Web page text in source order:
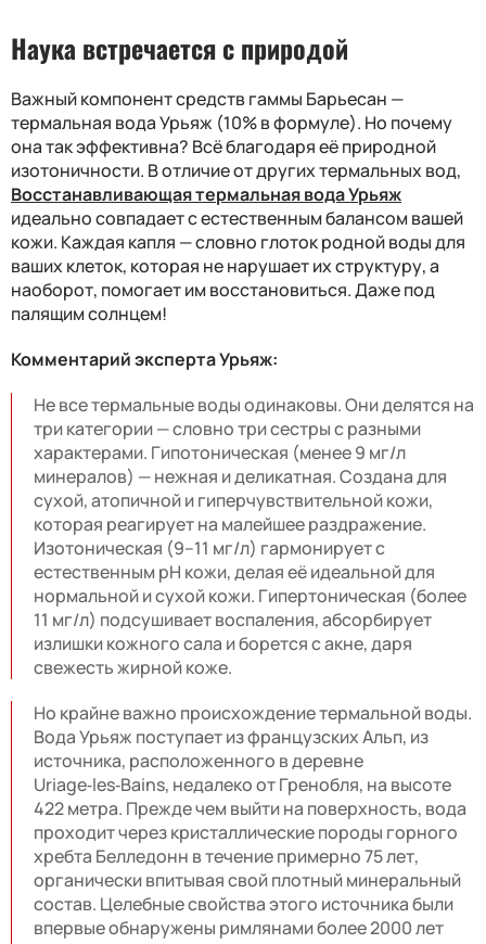
Наука встречается с природой
Важный компонент средств гаммы Барьесан —
термальная вода Урьяж (10% в формуле). Но почему
она так эффективна? Всё благодаря её природной
изотоничности. В отличие от других термальных вод,
Восстанавливающая термальная вода Урьяж
идеально совпадает с естественным балансом вашей
кожи. Каждая капля — словно глоток родной воды для
ваших клеток, которая не нарушает их структуру, а
наоборот, помогает им восстановиться. Даже под
палящим солнцем!
Комментарий эксперта Урьяж:
Не все термальные воды одинаковы. Они делятся на
три категории — словно три сестры с разными
характерами. Гипотоническая (менее 9 мг/л
минералов) — нежная и деликатная. Создана для
сухой, атопичной и гиперчувствительной кожи,
которая реагирует на малейшее раздражение.
Изотоническая (9–11 мг/л) гармонирует с
естественным pH кожи, делая её идеальной для
нормальной и сухой кожи. Гипертоническая (более
11 мг/л) подсушивает воспаления, абсорбирует
излишки кожного сала и борется с акне, даря
свежесть жирной коже.
Но крайне важно происхождение термальной воды.
Вода Урьяж поступает из французских Альп, из
источника, расположенного в деревне
Uriage‑les‑Bains, недалеко от Гренобля, на высоте
422 метра. Прежде чем выйти на поверхность, вода
проходит через кристаллические породы горного
хребта Белледонн в течение примерно 75 лет,
органически впитывая свой плотный минеральный
состав. Целебные свойства этого источника были
впервые обнаружены римлянами более 2000 лет